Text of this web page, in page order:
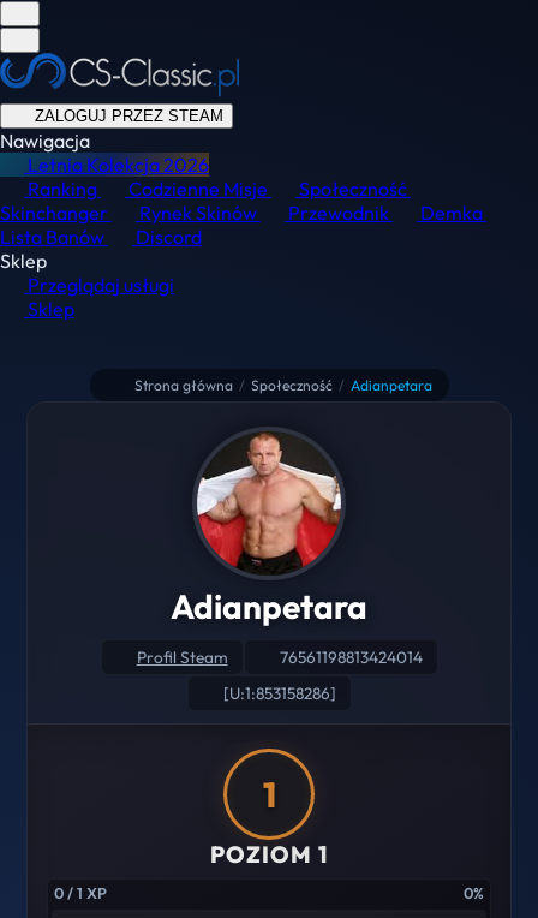
ZALOGUJ PRZEZ STEAM
Nawigacja
Letnia Kolekcja2026
Ranking
Codzienne Misje
Społeczność
Skinchanger
Rynek Skinów Przewodnik
Demka
Lista Banów
Discord
Sklep
Przeglądaj usługi
Sklep
Strona główna / Społeczność / Adianpetara
Adianpetara
Profil Steam
76561198813424014
[U:1:853158286]
1
POZIOM 1
0 / 1 XP 0%